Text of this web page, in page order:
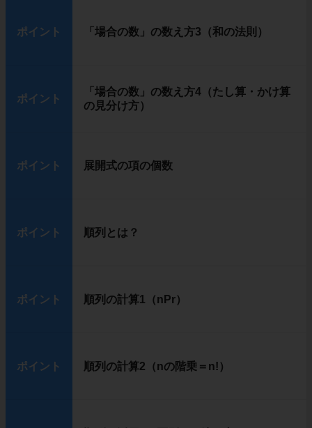
ポイント 「場合の数」の数え方3（和の法則）
ポイント
「場合の数」の数え方4（たし算・かけ算
の見分け方）
ポイント 展開式の項の個数
ポイント 順列とは？
ポイント 順列の計算1（nPr）
ポイント 順列の計算2（nの階乗＝n!）